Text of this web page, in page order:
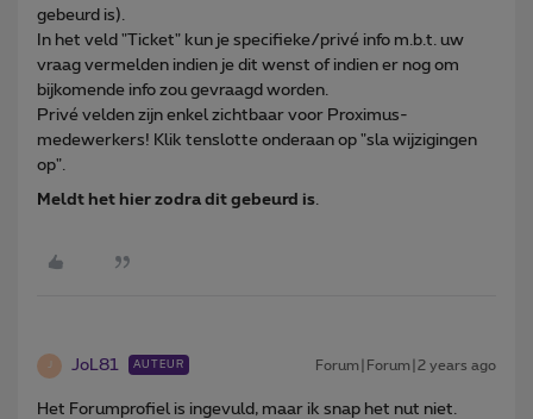
gebeurd is).
In het veld "Ticket" kun je specifieke/privé info m.b.t. uw
vraag vermelden indien je dit wenst of indien er nog om
bijkomende info zou gevraagd worden.
Privé velden zijn enkel zichtbaar voor Proximus-
medewerkers! Klik tenslotte onderaan op "sla wijzigingen
op".
Meldt het hier zodra dit gebeurd is
J JoL81 AUTEUR Forum|Forum|2 years ago
Het Forumprofiel is ingevuld, maar ik snap het nut niet.